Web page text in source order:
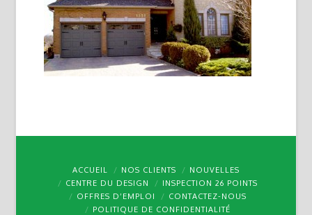
ACCUEIL NOS CLIENTS
NOUVELLES
CENTRE DU DESIGN
INSPECTION 26 POINTS
OFFRES D’EMPLOI
CONTACTEZ-NOUS
POLITIQUE DE CONFIDENTIALITÉ